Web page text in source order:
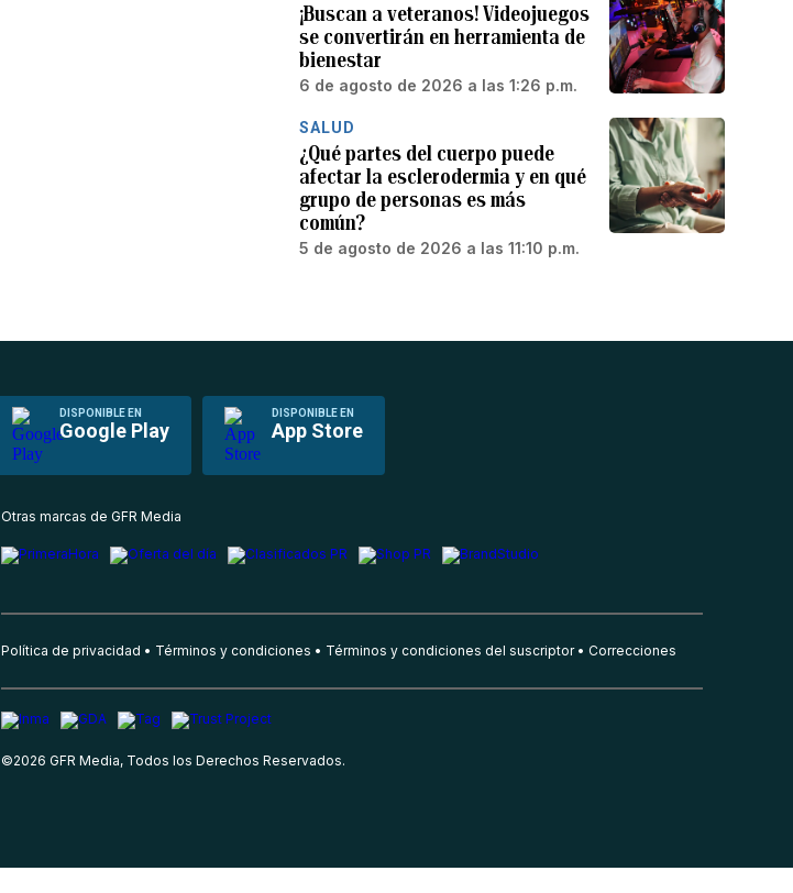
¡Buscan a veteranos! Videojuegos
se convertirán en herramienta de
bienestar
6 de agosto de 2026 a las 1:26 p.m.
SALUD
¿Qué partes del cuerpo puede
afectar la esclerodermia y en qué
grupo de personas es más
común?
5 de agosto de 2026 a las 11:10 p.m.
DISPONIBLE EN
Google Play
DISPONIBLE EN
App Store
Otras marcas de GFR Media
Política de privacidad Términos y condiciones Términos y condiciones del suscriptor Correcciones
©2026 GFR Media, Todos los Derechos Reservados.